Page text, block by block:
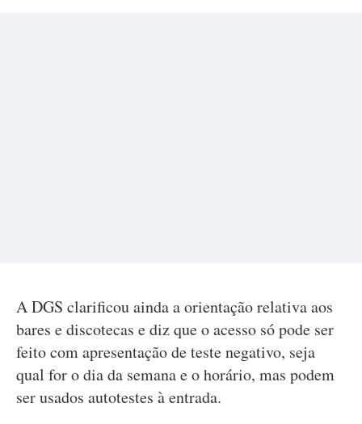
A DGS clarificou ainda a orientação relativa aos
bares e discotecas e diz que o acesso só pode ser
feito com apresentação de teste negativo, seja
qual for o dia da semana e o horário, mas podem
ser usados autotestes à entrada.